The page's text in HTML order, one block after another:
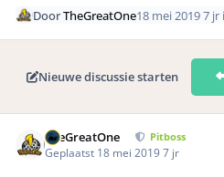
DoorTheGreatOne18 mei 20197 jr
Nieuwe discussie starten
TheGreatOne Pitboss
Geplaatst 18 mei 20197 jr